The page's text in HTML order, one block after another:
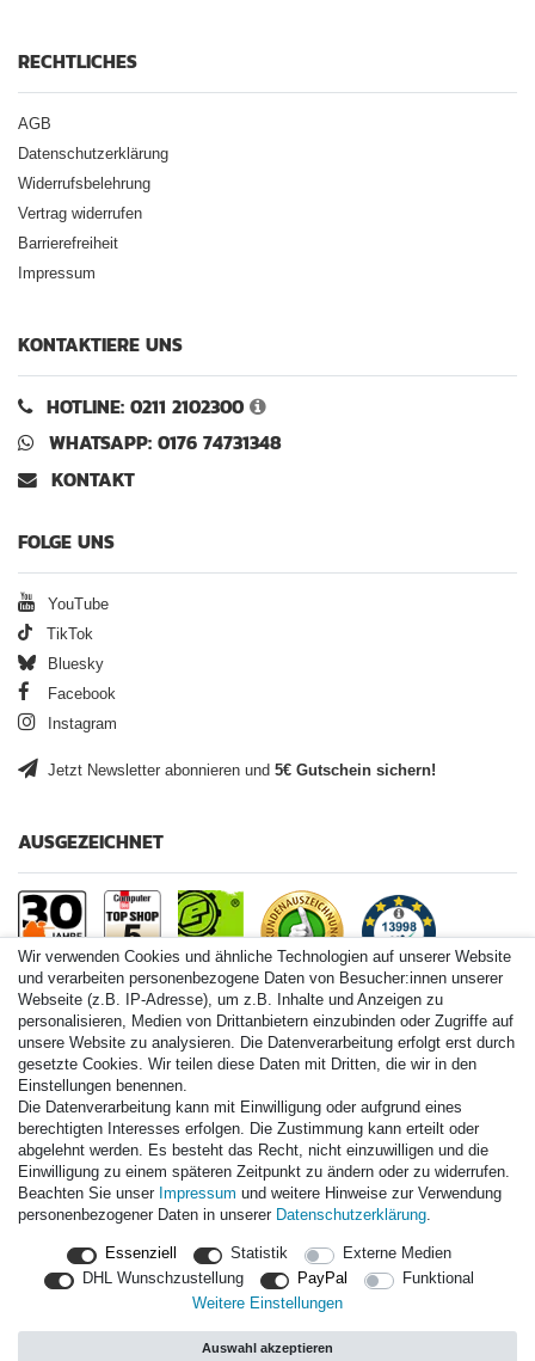
RECHTLICHES
AGB
Datenschutzerklärung
Widerrufsbelehrung
Vertrag widerrufen
Barrierefreiheit
Impressum
KONTAKTIERE UNS
HOTLINE: 0211 2102300
WHATSAPP: 0176 74731348
KONTAKT
FOLGE UNS
YouTube
TikTok
Bluesky
Facebook
Instagram
Jetzt Newsletter abonnieren und 5€ Gutschein sichern!
AUSGEZEICHNET
Paintball.de World
Paintball Shop International
Spares Shop North America
* Alle Preise inkl. ges. MwSt. zzgl. Versandkosten
Zahlungsarten
Versand
Durchschnittliche Bewertung von paintball.debei Trustami:
13.998
Bewertungen
Bewertungsgrundlage des Anbieters: 3 Verkaufs- und 3
Bewertungsplattformen
22 Jahre Erfahrung
Wir verwenden Cookies und ähnliche Technologien auf unserer Website
und verarbeiten personenbezogene Daten von Besucher:innen unserer
Webseite (z.B. IP-Adresse), um z.B. Inhalte und Anzeigen zu
personalisieren, Medien von Drittanbietern einzubinden oder Zugriffe auf
unsere Website zu analysieren. Die Datenverarbeitung erfolgt erst durch
gesetzte Cookies. Wir teilen diese Daten mit Dritten, die wir in den
Einstellungen benennen.
Die Datenverarbeitung kann mit Einwilligung oder aufgrund eines
berechtigten Interesses erfolgen. Die Zustimmung kann erteilt oder
abgelehnt werden. Es besteht das Recht, nicht einzuwilligen und die
Einwilligung zu einem späteren Zeitpunkt zu ändern oder zu widerrufen.
Beachten Sie unser Impressum und weitere Hinweise zur Verwendung
personenbezogener Daten in unserer Daten­schutz­erklärung.
Essenziell Statistik
Externe Medien
DHL Wunschzustellung
PayPal
Funktional
Weitere Einstellungen
Auswahl akzeptieren